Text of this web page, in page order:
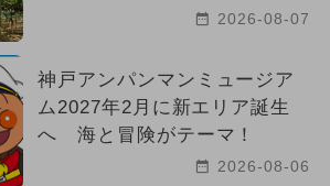
2026-08-07
神戸アンパンマンミュージア
ム2027年2月に新エリア誕生
へ 海と冒険がテーマ！
2026-08-06